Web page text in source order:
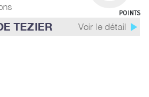
POINTS
TEZIER Voir le détail play_arrow